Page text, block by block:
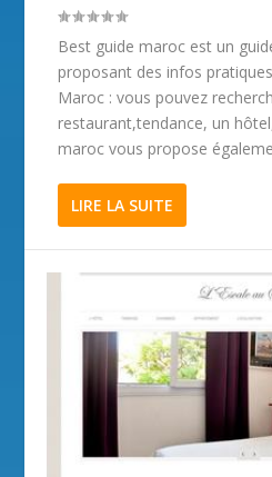
Best guide maroc est un
proposant des infos
Maroc : vous pouvez
restaurant,tendance, un
maroc vous propose
LIRE LA SUITE